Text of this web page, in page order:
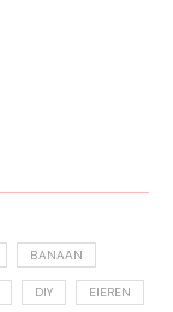
BANAAN
DIY EIEREN